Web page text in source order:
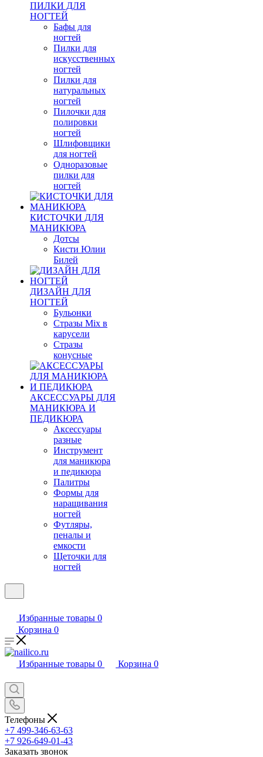
ПИЛКИ ДЛЯ
НОГТЕЙ
Бафы для
ногтей
Пилки для
искусственных
ногтей
Пилки для
натуральных
ногтей
Пилочки для
полировки
ногтей
Шлифовщики
для ногтей
Одноразовые
пилки для
ногтей
КИСТОЧКИ ДЛЯ
МАНИКЮРА
Дотсы
Кисти Юлии
Билей
ДИЗАЙН ДЛЯ
НОГТЕЙ
Бульонки
Стразы Mix в
карусели
Стразы
конусные
АКСЕССУАРЫ ДЛЯ
МАНИКЮРА И
ПЕДИКЮРА
Аксессуары
разные
Инструмент
для маникюра
и педикюра
Палитры
Формы для
наращивания
ногтей
Футляры,
пеналы и
емкости
Щеточки для
ногтей
Избранные товары 0
Корзина 0
Избранные товары 0 Корзина 0
Телефоны
+7 499-346-63-63
+7 926-649-01-43
Заказать звонок